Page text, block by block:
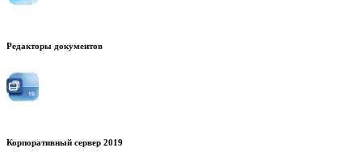
Редакторы документов
Корпоративный сервер 2019